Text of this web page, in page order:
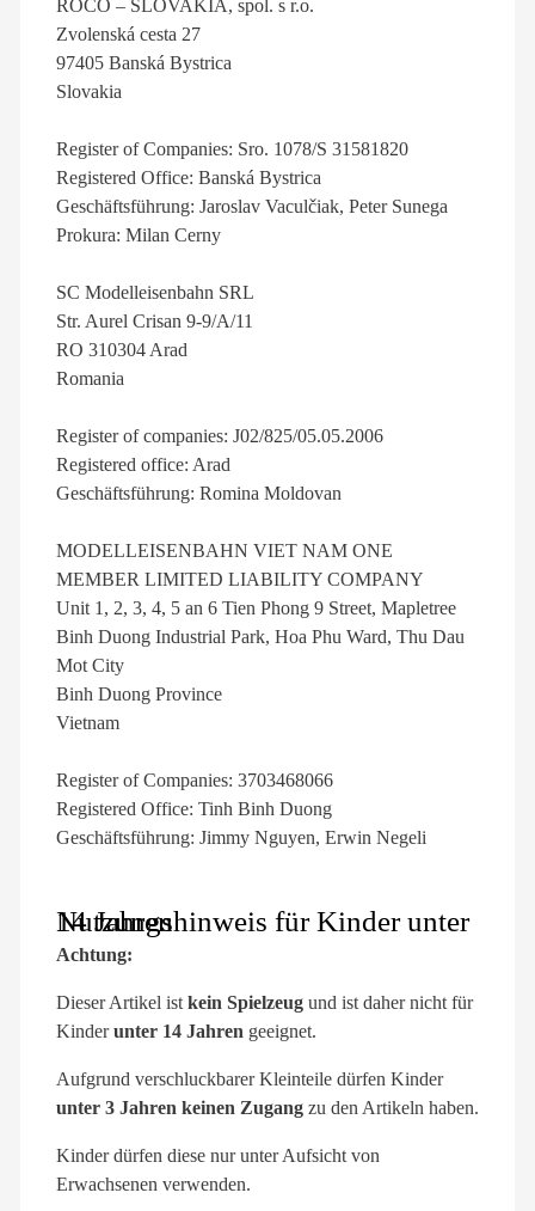
ROCO – SLOVAKIA, spol. s r.o.
Zvolenská cesta 27
97405 Banská Bystrica
Slovakia
Register of Companies: Sro. 1078/S 31581820
Registered Office: Banská Bystrica
Geschäftsführung: Jaroslav Vaculčiak, Peter Sunega
Prokura: Milan Cerny
SC Modelleisenbahn SRL
Str. Aurel Crisan 9-9/A/11
RO 310304 Arad
Romania
Register of companies: J02/825/05.05.2006
Registered office: Arad
Geschäftsführung: Romina Moldovan
MODELLEISENBAHN VIET NAM ONE
MEMBER LIMITED LIABILITY COMPANY
Unit 1, 2, 3, 4, 5 an 6 Tien Phong 9 Street, Mapletree
Binh Duong Industrial Park, Hoa Phu Ward, Thu Dau
Mot City
Binh Duong Province
Vietnam
Register of Companies: 3703468066
Registered Office: Tinh Binh Duong
Geschäftsführung: Jimmy Nguyen, Erwin Negeli
Nutzungshinweis für Kinder unter 14 Jahren
Achtung:
Dieser Artikel ist kein Spielzeug und ist daher nicht für
Kinderunter 14 Jahren geeignet.
Aufgrund verschluckbarer Kleinteile dürfen Kinder
unter 3 Jahren keinen Zugang zu den Artikeln haben.
Kinder dürfen diese nur unter Aufsicht von
Erwachsenen verwenden.